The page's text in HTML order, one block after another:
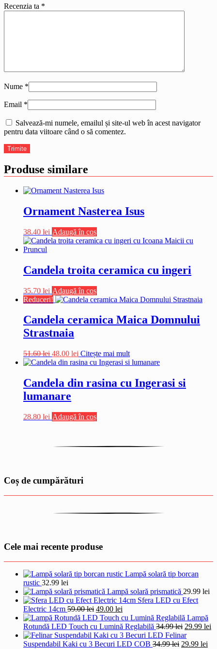
Recenzia ta *
Nume *
Email *
Salvează-mi numele, emailul și site-ul web în acest navigator
pentru data viitoare când o să comentez.
Produse similare
Ornament Nasterea Isus
38.40 lei Adaugă în coș
Candela troita ceramica cu ingeri
35.70 lei Adaugă în coș
Reduceri!
Candela ceramica Maica Domnului
Strastnaia
51.60lei Prețul
inițial
fost:
51.60 lei.
48.00 lei Prețul
curent
48.00 lei.
Citește mai mult
Candela din rasina cu Ingerasi si
lumanare
28.80 lei Adaugă în coș
Coș de cumpărături
Cele mai recente produse
Lampă solară tip borcan
rustic 32.99 lei
Lampă solară prismatică 29.99 lei
Sfera LED cu Efect
Electric 14cm 59.00lei Prețul
inițial
a
fost:
59.00 lei.
49.00 lei
curent
este:
49.00 lei.
Lampă
Rotundă LED Touch cu Lumină Reglabilă 34.99lei Prețul
inițial
a
29.99 lei
Felinar
Suspendabil Kaki cu 3 Becuri LED COB 34.99lei Prețul
29.99 lei